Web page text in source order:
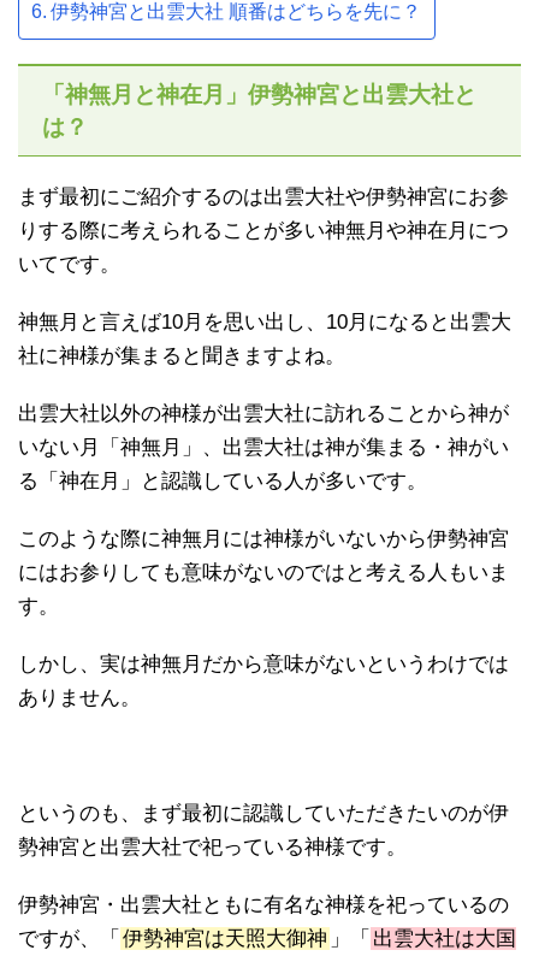
伊勢神宮と出雲大社 順番はどちらを先に？
「神無月と神在月」伊勢神宮と出雲大社と
は？
まず最初にご紹介するのは出雲大社や伊勢神宮にお参
りする際に考えられることが多い神無月や神在月につ
いてです。
神無月と言えば10月を思い出し、10月になると出雲大
社に神様が集まると聞きますよね。
出雲大社以外の神様が出雲大社に訪れることから神が
いない月「神無月」、出雲大社は神が集まる・神がい
る「神在月」と認識している人が多いです。
このような際に神無月には神様がいないから伊勢神宮
にはお参りしても意味がないのではと考える人もいま
す。
しかし、実は神無月だから意味がないというわけでは
ありません。
というのも、まず最初に認識していただきたいのが伊
勢神宮と出雲大社で祀っている神様です。
伊勢神宮・出雲大社ともに有名な神様を祀っているの
ですが、「 伊勢神宮は天照大御神 」「 出雲大社は大国